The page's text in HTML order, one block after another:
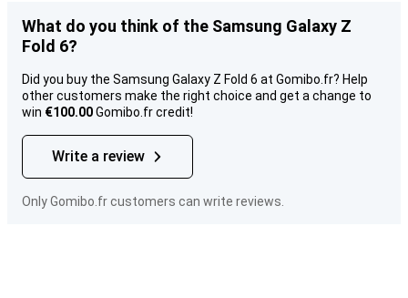
What do you think of the Samsung Galaxy Z
Fold 6?
Did you buy the Samsung Galaxy Z Fold 6 at Gomibo.fr? Help
other customers make the right choice and get a change to
win €100.00Gomibo.fr credit!
Write a review
Only Gomibo.fr customers can write reviews.